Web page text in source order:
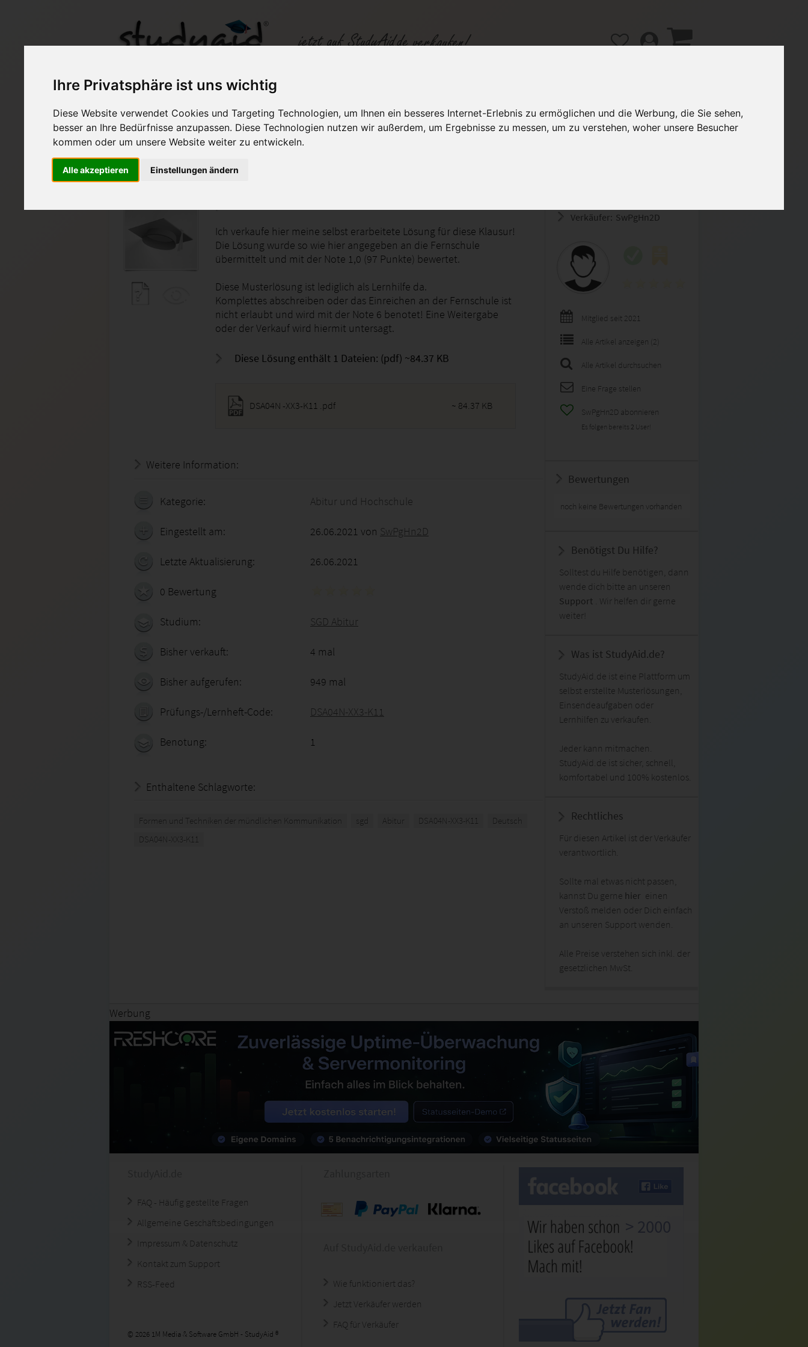
Ihre Privatsphäre ist uns wichtig
Diese Website verwendet Cookies und Targeting Technologien, um Ihnen ein besseres Internet-Erlebnis zu ermöglichen und die Werbung, die Sie sehen,
besser an Ihre Bedürfnisse anzupassen. Diese Technologien nutzen wir außerdem, um Ergebnisse zu messen, um zu verstehen, woher unsere Besucher
kommen oder um unsere Website weiter zu entwickeln.
Alle akzeptieren Einstellungen ändern
DSA04N-XX3-K11
Auf StudyAid.de verkaufen Kategorien Studiengänge / Lehrgänge Hilfe / FAQ
Startseite Abitur und Hochschule
Ich verkaufe hier meine selbst erarbeitete Lösung für diese Klausur!
Die Lösung wurde so wie hier angegeben an die Fernschule
übermittelt und mit der Note 1,0 (97 Punkte) bewertet.
Diese Musterlösung ist lediglich als Lernhilfe da.
Komplettes abschreiben oder das Einreichen an der Fernschule ist
nicht erlaubt und wird mit der Note 6 benotet! Eine Weitergabe
oder der Verkauf wird hiermit untersagt.
Diese Lösung enthält 1 Dateien: (pdf) ~84.37 KB
DSA04N -XX3-K11 .pdf ~ 84.37 KB
Weitere Information:
Kategorie: Abitur und Hochschule
Eingestellt am: 26.06.2021 von SwPgHn2D
Letzte Aktualisierung: 26.06.2021
0 Bewertung
Studium: SGD Abitur
Bisher verkauft: 4 mal
Bisher aufgerufen: 949 mal
Prüfungs-/Lernheft-Code: DSA04N-XX3-K11
Benotung: 1
Enthaltene Schlagworte:
Formen und Techniken der mündlichen Kommunikation sgd Abitur DSA04N-XX3-K11
Deutsch
DSA04N-XX3-K11
Verkäufer: SwPgHn2D
Mitglied seit 2021
Alle Artikel anzeigen (2)
Alle Artikel durchsuchen
Eine Frage stellen
SwPgHn2D abonnieren
Es folgen bereits 2 User!
Bewertungen
noch keine Bewertungen vorhanden
Benötigst Du Hilfe?
Solltest du Hilfe benötigen, dann
wende dich bitte an unseren
Support . Wir helfen dir gerne
weiter!
Was ist StudyAid.de?
StudyAid.de ist eine Plattform um
selbst erstellte Musterlösungen,
Einsendeaufgaben oder
Lernhilfen zu verkaufen.
Jeder kann mitmachen.
StudyAid.de ist sicher, schnell,
komfortabel und 100% kostenlos.
Rechtliches
Für diesen Artikel ist der Verkäufer
verantwortlich.
Sollte mal etwas nicht passen,
kannst Du gerne hier einen
Verstoß melden oder Dich einfach
an unseren Support wenden.
Alle Preise verstehen sich inkl. der
gesetzlichen MwSt.
Werbung
FAQ - Häufig gestellte Fragen
Allgemeine Geschäftsbedingungen
Impressum & Datenschutz
Kontakt zum Support
RSS-Feed
© 2026 1M Media & Software GmbH - StudyAid ®
Wie funktioniert das?
Jetzt Verkäufer werden
FAQ für Verkäufer
> 2000